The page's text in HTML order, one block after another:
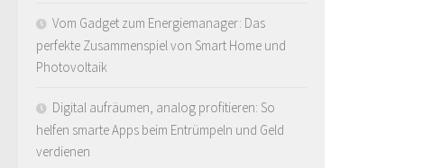
Vom Gadget zum Energiemanager: Das
perfekte Zusammenspiel von Smart Home und
Photovoltaik
Digital aufräumen, analog profitieren: So
helfen smarte Apps beim Entrümpeln und Geld
verdienen